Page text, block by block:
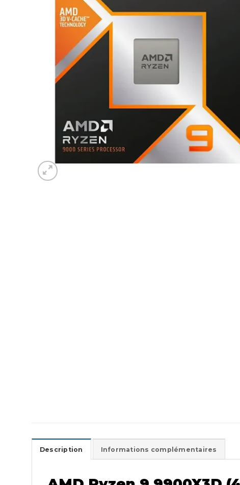
Description Informations complémentaires